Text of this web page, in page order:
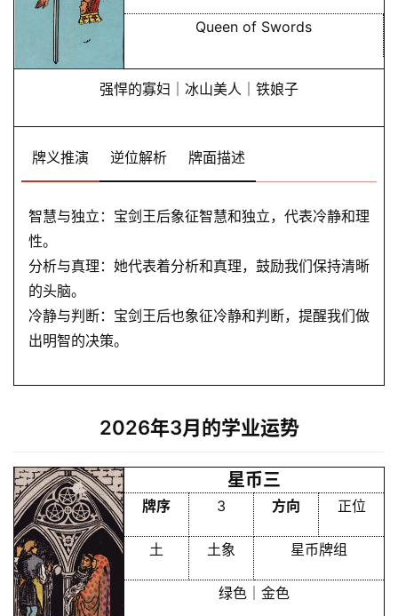
Queen of Swords
强悍的寡妇｜冰山美人｜铁娘子
牌义推演 逆位解析 牌面描述
智慧与独立：宝剑王后象征智慧和独立，代表冷静和理
性。
分析与真理：她代表着分析和真理，鼓励我们保持清晰
的头脑。
冷静与判断：宝剑王后也象征冷静和判断，提醒我们做
出明智的决策。
2026年3月的学业运势
星币三
牌序 3 方向 正位
土 土象 星币牌组
绿色｜金色